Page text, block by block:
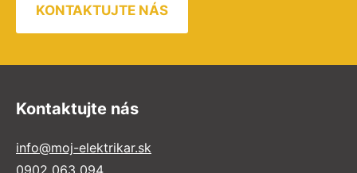
KONTAKTUJTE NÁS
Kontaktujte nás
info@moj-elektrikar.sk
0902 063 094